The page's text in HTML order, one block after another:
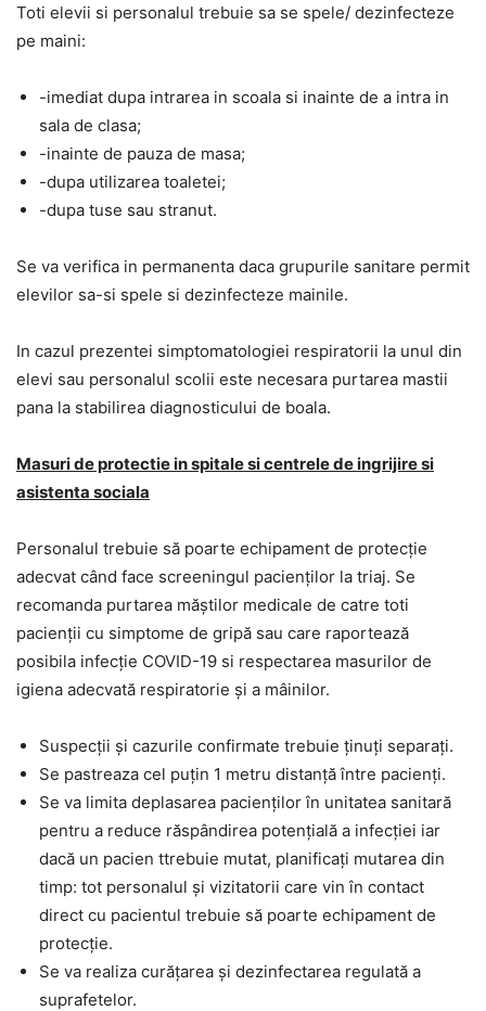
Toti elevii si personalul trebuie sa se spele/ dezinfecteze
pe maini:
-imediat dupa intrarea in scoala si inainte de a intra in
sala de clasa;
-inainte de pauza de masa;
-dupa utilizarea toaletei;
-dupa tuse sau stranut.
Se va verifica in permanenta daca grupurile sanitare permit
elevilor sa-si spele si dezinfecteze mainile.
In cazul prezentei simptomatologiei respiratorii la unul din
elevi sau personalul scolii este necesara purtarea mastii
pana la stabilirea diagnosticului de boala.
Masuri de protectie in spitale si centrele de ingrijire si
asistenta sociala
Personalul trebuie să poarte echipament de protecție
adecvat când face screeningul pacienților la triaj. Se
recomanda purtarea măștilor medicale de catre toti
pacienții cu simptome de gripă sau care raportează
posibila infecție COVID-19 si respectarea masurilor de
igiena adecvată respiratorie și a mâinilor.
Suspecții și cazurile confirmate trebuie ținuți separați.
Se pastreaza cel puțin 1 metru distanță între pacienți.
Se va limita deplasarea pacienților în unitatea sanitară
pentru a reduce răspândirea potențială a infecției iar
dacă un pacien ttrebuie mutat, planificați mutarea din
timp: tot personalul și vizitatorii care vin în contact
direct cu pacientul trebuie să poarte echipament de
protecție.
Se va realiza curățarea și dezinfectarea regulată a
suprafetelor.